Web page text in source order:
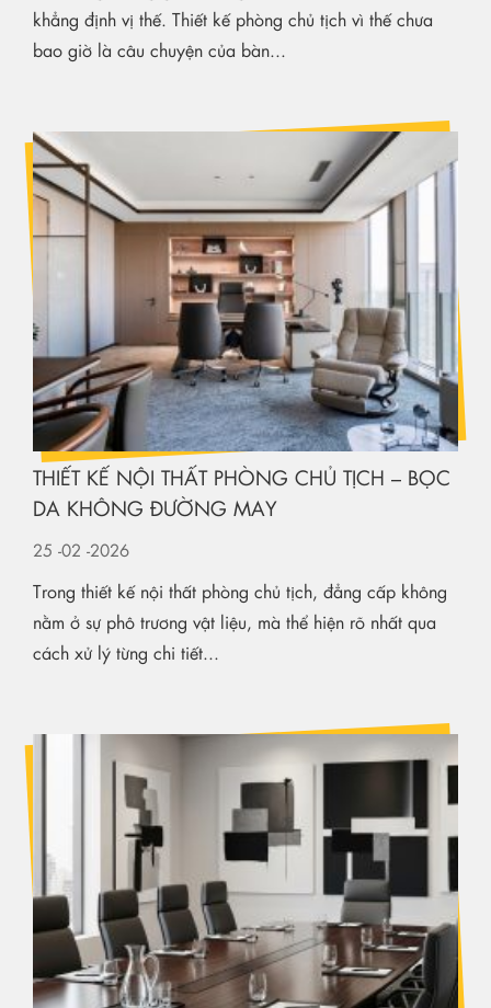
khẳng định vị thế. Thiết kế phòng chủ tịch vì thế chưa
bao giờ là câu chuyện của bàn...
THIẾT KẾ NỘI THẤT PHÒNG CHỦ TỊCH – BỌC
DA KHÔNG ĐƯỜNG MAY
25 -02 -2026
Trong thiết kế nội thất phòng chủ tịch, đẳng cấp không
nằm ở sự phô trương vật liệu, mà thể hiện rõ nhất qua
cách xử lý từng chi tiết...